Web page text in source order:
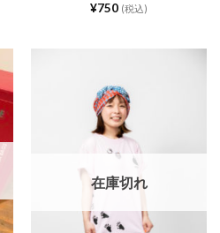
¥750 (税込)
在庫切れ